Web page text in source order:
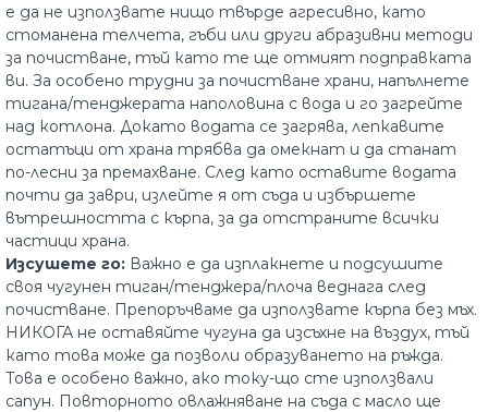
е да не използвате нищо твърде агресивно, като
стоманена телчета, гъби или други абразивни методи
за почистване, тъй като те ще отмият подправката
ви. За особено трудни за почистване храни, напълнете
тигана/тенджерата наполовина с вода и го загрейте
над котлона. Докато водата се загрява, лепкавите
остатъци от храна трябва да омекнат и да станат
по-лесни за премахване. След като оставите водата
почти да заври, излейте я от съда и избършете
вътрешността с кърпа, за да отстраните всички
частици храна.
Изсушете го: Важно е да изплакнете и подсушите
своя чугунен тиган/тенджера/плоча веднага след
почистване. Препоръчваме да използвате кърпа без мъх.
НИКОГА не оставяйте чугуна да изсъхне на въздух, тъй
като това може да позволи образуването на ръжда.
Това е особено важно, ако току-що сте използвали
сапун. Повторното овлажняване на съда с масло ще